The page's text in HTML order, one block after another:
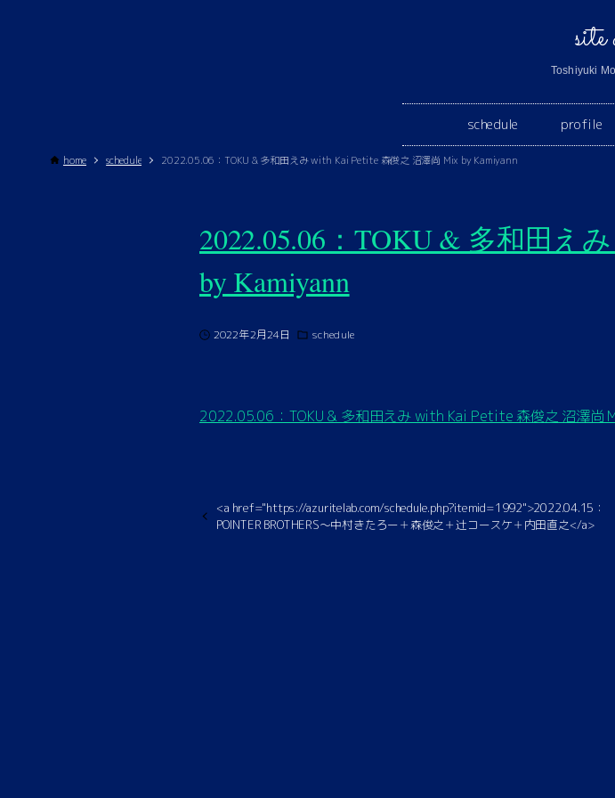
Toshiyuki
schedule profile
home schedule 2022.05.06：TOKU & 多和田えみ with Kai Petite 森俊之 沼澤尚 Mix by Kamiyann
2022.05.06：TOKU & 多和田え
by Kamiyann
2022年2月24日 schedule
2022.05.06：TOKU & 多和田えみ with Kai Petite 森俊之 沼澤尚
<a href="https://azuritelab.com/schedule.php?itemid=1992">2022.04.15：
POINTER BROTHERS〜中村きたろー＋森俊之＋辻コースケ＋内田直之</a>